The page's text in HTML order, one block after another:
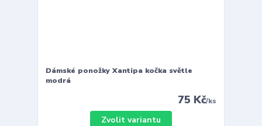
Dámské ponožky Xantipa kočka světle
modrá
75 Kč/ks
Zvolit variantu